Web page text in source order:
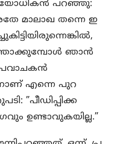
പറഞ്ഞു:
മാലാഖ തന്നെ ഇ
ഞാന്‍
എന്നെ പുറ
”പീഡിപ്പിക്ക
ഉണ്ടാവുകയില്ല.”